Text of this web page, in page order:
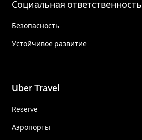
Социальная ответственность
Безопасность
Устойчивое развитие
Uber Travel
Reserve
Аэропорты